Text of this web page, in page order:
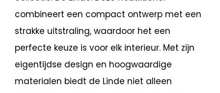
combineert een compact ontwerp met een
strakke uitstraling, waardoor het een
perfecte keuze is voor elk interieur. Met zijn
eigentijdse design en hoogwaardige
materialen biedt de Linde niet alleen